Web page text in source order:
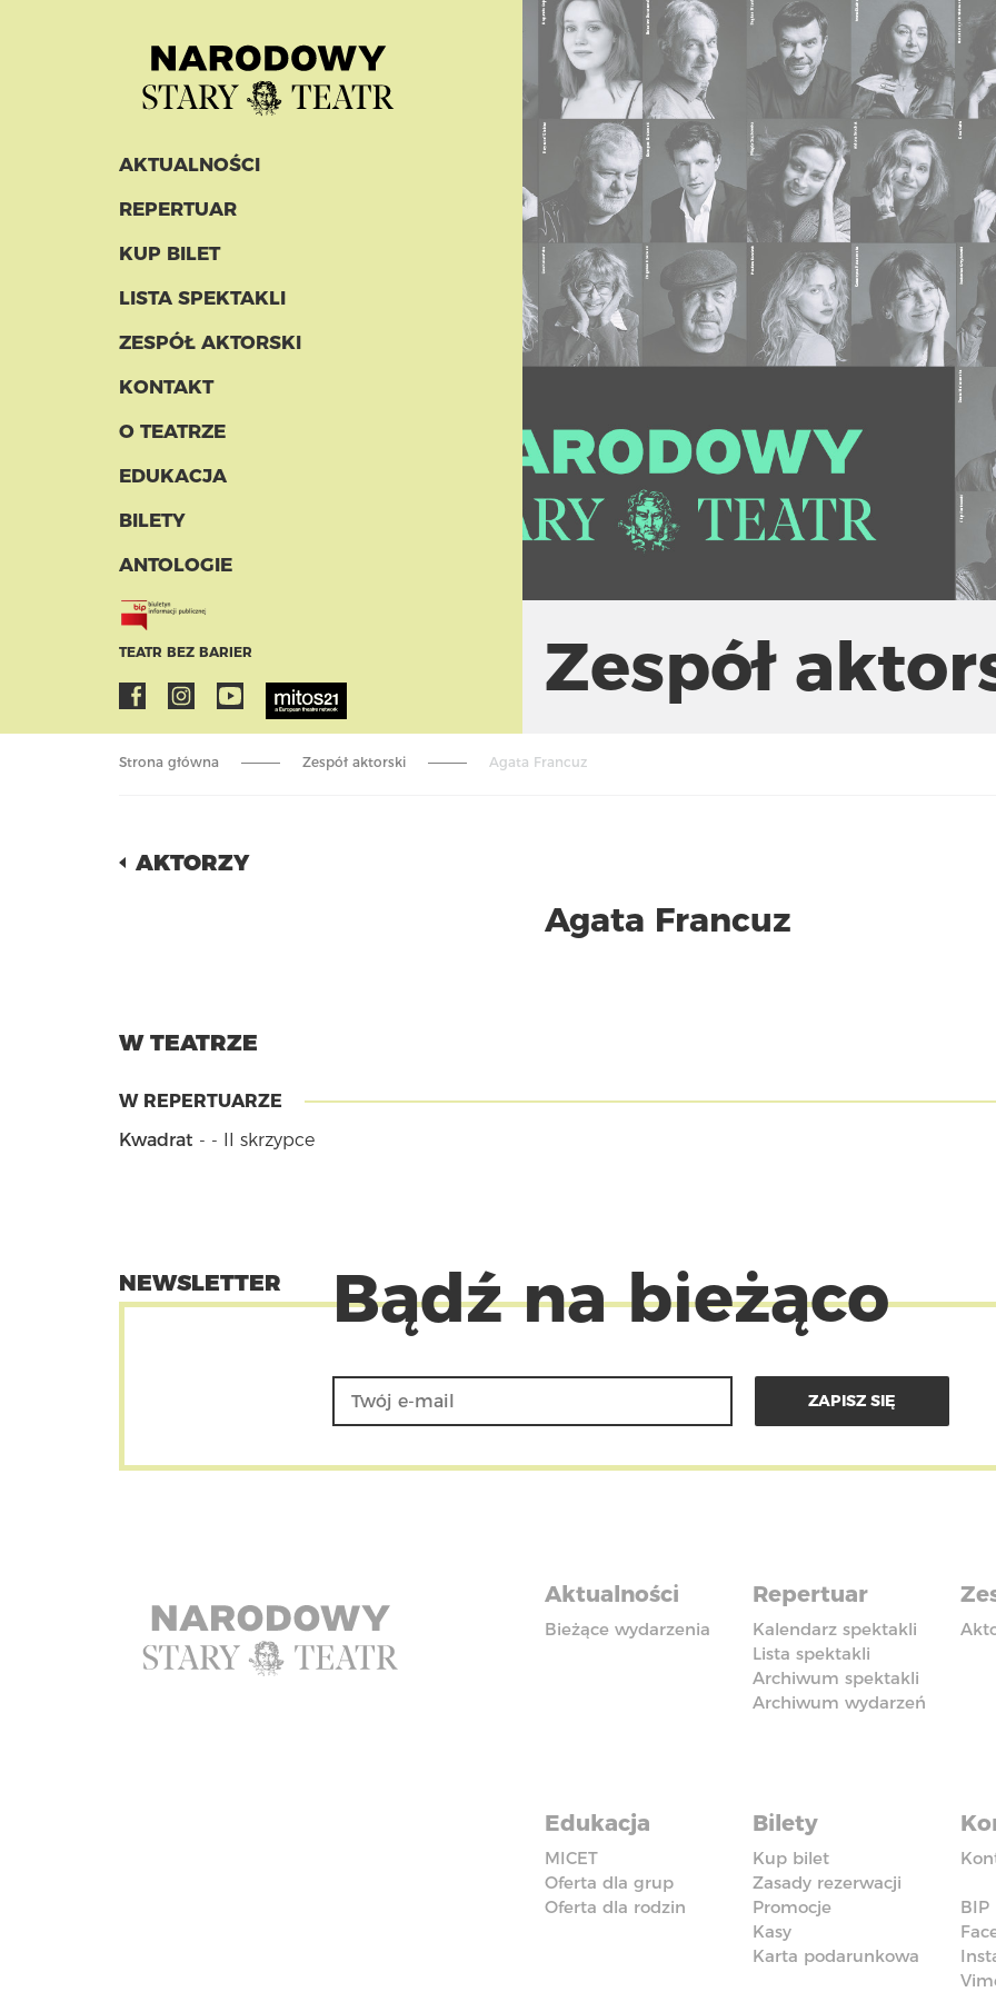
AKTUALNOŚCI
REPERTUAR
KUP BILET
LISTA SPEKTAKLI
ZESPÓŁ AKTORSKI
KONTAKT
O TEATRZE
EDUKACJA
BILETY
ANTOLOGIE
TEATR BEZ BARIER Zespół
Strona główna Zespół aktorski Agata Francuz
AKTORZY
Agata Francuz
W TEATRZE
W REPERTUARZE
Kwadrat - - II skrzypce
NEWSLETTER Bądź na bieżąco
Aktualności
Bieżące wydarzenia
Repertuar
Kalendarz spektakli
Lista spektakli
Archiwum spektakli
Archiwum wydarzeń
Edukacja
MICET
Oferta dla grup
Oferta dla rodzin
Bilety
Kup bilet
Zasady rezerwacji
Promocje
Kasy
Karta podarunkowa
BIP